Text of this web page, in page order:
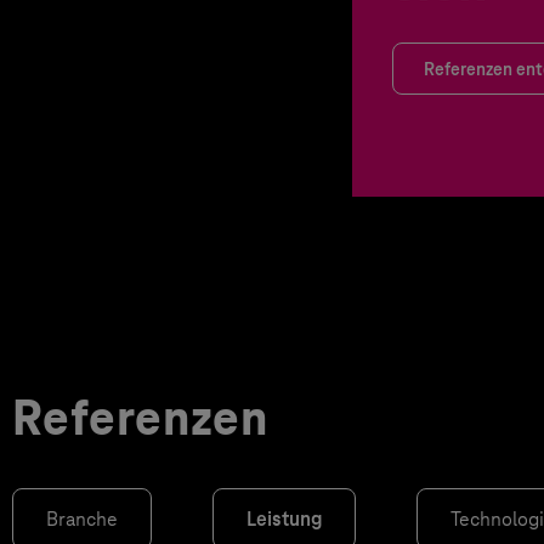
Referenzen
Referenzen
Branche Leistung